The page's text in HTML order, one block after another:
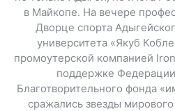
в Майкопе. На вечере
Дворце спорта
университета «Якуб
промоутерской компанией
поддержке
Благотворительного фонда
сражались звезды